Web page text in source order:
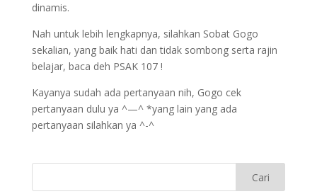
dinamis.
Nah untuk lebih lengkapnya, silahkan Sobat Gogo
sekalian, yang baik hati dan tidak sombong serta rajin
belajar, baca deh PSAK 107 !
Kayanya sudah ada pertanyaan nih, Gogo cek
pertanyaan dulu ya ^—^ *yang lain yang ada
pertanyaan silahkan ya ^-^